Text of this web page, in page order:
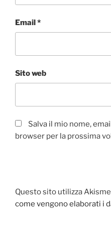
Email*
Sito web
Salva il mio nome,
browser per la prossima
Questo sito utilizza
come vengono elaborati i